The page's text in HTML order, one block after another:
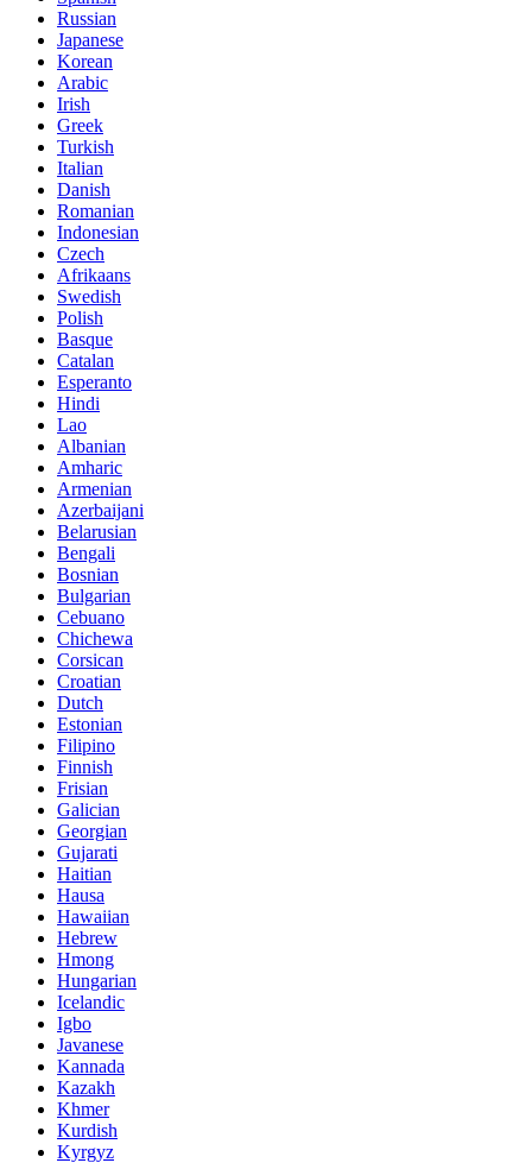
Russian
Japanese
Korean
Arabic
Irish
Greek
Turkish
Italian
Danish
Romanian
Indonesian
Czech
Afrikaans
Swedish
Polish
Basque
Catalan
Esperanto
Hindi
Lao
Albanian
Amharic
Armenian
Azerbaijani
Belarusian
Bengali
Bosnian
Bulgarian
Cebuano
Chichewa
Corsican
Croatian
Dutch
Estonian
Filipino
Finnish
Frisian
Galician
Georgian
Gujarati
Haitian
Hausa
Hawaiian
Hebrew
Hmong
Hungarian
Icelandic
Igbo
Javanese
Kannada
Kazakh
Khmer
Kurdish
Kyrgyz